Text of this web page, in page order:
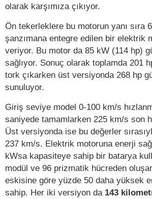
olarak karşımıza çıkıyor.
Ön tekerleklere bu motorun yanı sıra
şanzımana entegre edilen bir elektrik
veriyor. Bu motor da 85 kW (114 hp)
sağlıyor. Sonuç olarak toplamda 201
tork çıkarken üst versiyonda 268 hp
sunuluyor.
Giriş seviye model 0-100 km/s
saniyede tamamlarken 225 km/s son
Üst versiyonda ise bu değerler
237 km/s. Elektrik motoruna enerji
kWsa kapasiteye sahip bir batarya
modül ve 96 prizmatik hücreden
eskisine göre yüzde 50 daha yüksek
sahip. Her iki versiyon da 143